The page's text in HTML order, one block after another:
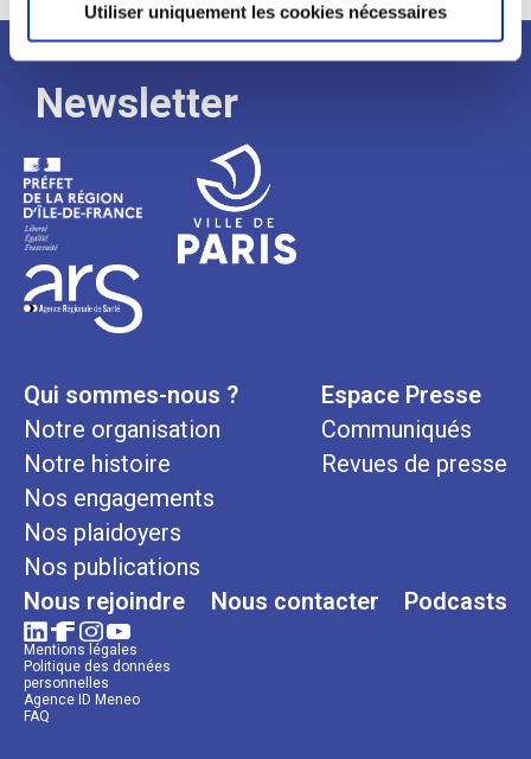
Utiliser uniquement les cookies nécessaires
Newsletter
Qui sommes-nous ?
Notre organisation
Notre histoire
Nos engagements
Nos plaidoyers
Nos publications
Espace Presse
Communiqués
Revues de presse
Nous rejoindre Nous contacter Podcasts
Mentions légales
Politique des données
personnelles
Agence ID Meneo
FAQ